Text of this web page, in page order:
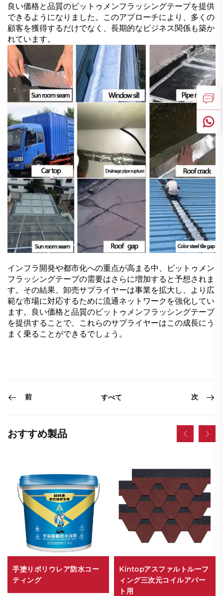
良い価格と品質のビットゥメンフラッシングテープを提供
できるようになりました。このアプローチにより、多くの
顧客を獲得するだけでなく、長期的なビジネス関係も築か
れています。
インフラ開発や都市化への重点が高まる中、ビットゥメン
フラッシングテープの需要はさらに増加すると予想されま
す。その結果、卸売サプライヤーは事業を拡大し、より広
範な市場に対応するために流通ネットワークを強化してい
ます。良い価格と品質のビットゥメンフラッシングテープ
を提供することで、これらのサプライヤーはこの成長にう
まく乗ることができるでしょう。
前 すべて 次
おすすめ製品
手塗りポリウレア防水コー
ティング
Kintopアスファルトルーフ
ィング三次元コイルアパー
ト用